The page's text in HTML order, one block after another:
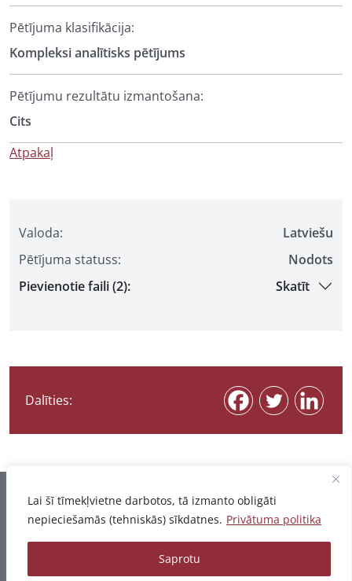
Lai šī tīmekļvietne darbotos, tā izmanto obligāti
nepieciešamās (tehniskās) sīkdatnes. Privātuma politika
Saprotu
Valoda:
Latviešu
Pētījuma statuss:
Nodots
Pievienotie faili (2):
Skatīt
Dalīties:
Pētījuma klasifikācija:
Kompleksi analītisks pētījums
Pētījumu rezultātu izmantošana:
Cits
Atpakaļ
Informācija pēdējo reizi atjaunota 06.08.2026
© 2026 - Pētījumu un publikāciju datubāze